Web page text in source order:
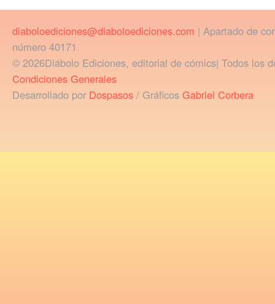
diaboloediciones@diaboloediciones.com | Apartado de
número 40171
© 2026Diábolo Ediciones, editorial de cómics| Todos los
Condiciones Generales
Desarrollado por Dospasos / Gráficos Gabriel Corbera